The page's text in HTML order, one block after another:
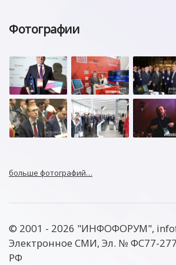
Фотографии
больше фотографий…
© 2001 - 2026 "ИНФОФОРУМ",
Электронное СМИ, Эл. № ФС77-
РФ